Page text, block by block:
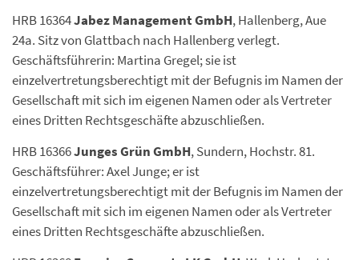
HRB 16364Jabez Management GmbH, Hallenberg, Aue
24a. Sitz von Glattbach nach Hallenberg verlegt.
Geschäftsführerin: Martina Gregel; sie ist
einzelvertretungsberechtigt mit der Befugnis im Namen der
Gesellschaft mit sich im eigenen Namen oder als Vertreter
eines Dritten Rechtsgeschäfte abzuschließen.
HRB 16366Junges Grün GmbH, Sundern, Hochstr. 81.
Geschäftsführer: Axel Junge; er ist
einzelvertretungsberechtigt mit der Befugnis im Namen der
Gesellschaft mit sich im eigenen Namen oder als Vertreter
eines Dritten Rechtsgeschäfte abzuschließen.